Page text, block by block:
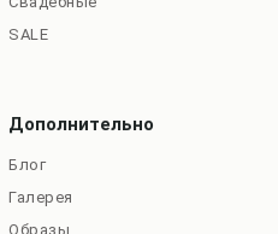
SALE
Дополнительно
Блог
Галерея
Образы